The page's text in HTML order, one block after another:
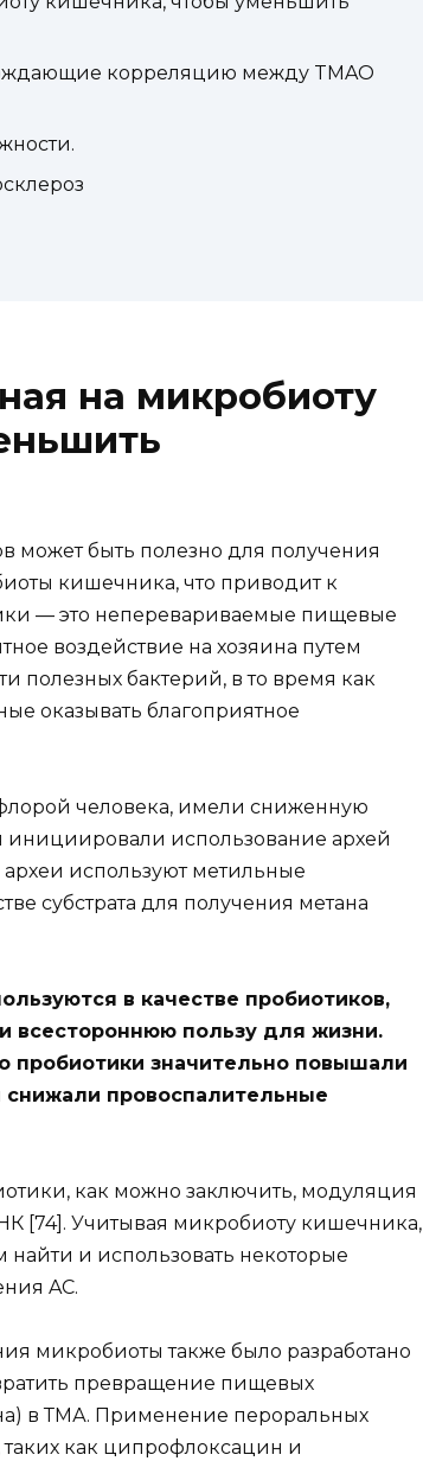
корреляцию между TMAO
на микробиоту
может быть полезно для получения
кишечника, что приводит к
— это неперевариваемые пищевые
воздействие на хозяина путем
полезных бактерий, в то время как
оказывать благоприятное
человека, имели сниженную
использование архей
используют метильные
субстрата для получения метана
в качестве пробиотиков,
всестороннюю пользу для жизни.
пробиотики значительно повышали
снижали провоспалительные
как можно заключить, модуляция
[74]. Учитывая микробиоту кишечника,
найти и использовать некоторые
AС.
микробиоты также было разработано
превращение пищевых
в ТМА. Применение пероральных
как ципрофлоксацин и